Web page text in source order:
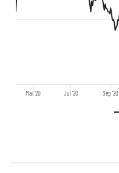
Mai '20 Jul '20 Sep '20